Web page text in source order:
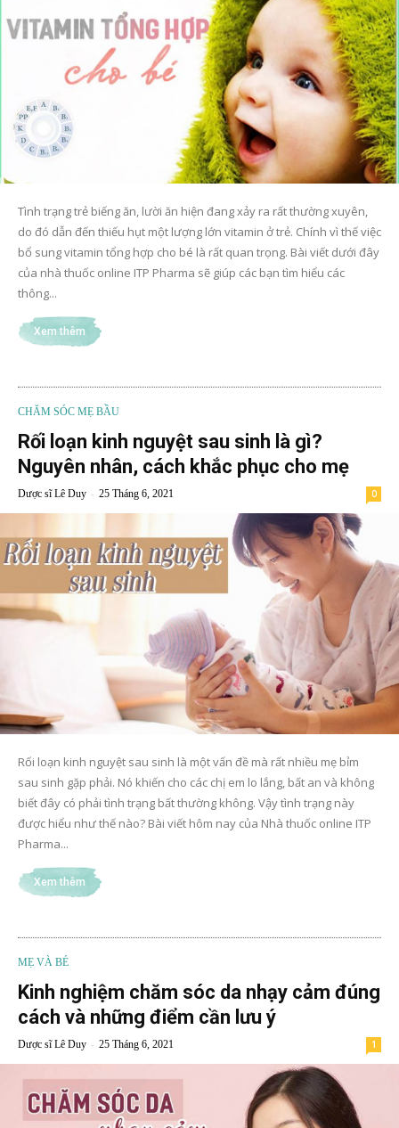
Tình trạng trẻ biếng ăn, lười ăn hiện đang xảy ra rất thường xuyên,
do đó dẫn đến thiếu hụt một lượng lớn vitamin ở trẻ. Chính vì thế việc
bổ sung vitamin tổng hợp cho bé là rất quan trọng. Bài viết dưới đây
của nhà thuốc online ITP Pharma sẽ giúp các bạn tìm hiểu các
thông...
Xem thêm
CHĂM SÓC MẸ BẦU
Rối loạn kinh nguyệt sau sinh là gì?
Nguyên nhân, cách khắc phục cho mẹ
Dược sĩ Lê Duy - 25 Tháng 6, 2021 0
Rối loạn kinh nguyệt sau sinh là một vấn đề mà rất nhiều mẹ bỉm
sau sinh gặp phải. Nó khiến cho các chị em lo lắng, bất an và không
biết đây có phải tình trạng bất thường không. Vậy tình trạng này
được hiểu như thế nào? Bài viết hôm nay của Nhà thuốc online ITP
Pharma...
Xem thêm
MẸ VÀ BÉ
Kinh nghiệm chăm sóc da nhạy cảm đúng
cách và những điểm cần lưu ý
Dược sĩ Lê Duy - 25 Tháng 6, 2021 1